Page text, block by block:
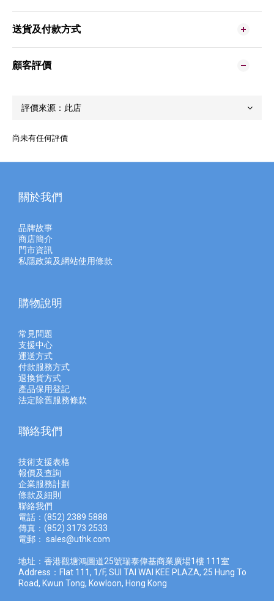
送貨及付款方式
顧客評價
尚未有任何評價
關於我們
品牌故事
商店簡介
門市資訊
私隱政策及網站使用條款
購物說明
常見問題
支援中心
運送方式
付款服務方式
退換貨方式
產品保用登記
法定除舊服務條款
聯絡我們
技術支援表格
報價及查詢
企業服務計劃
條款及細則
聯絡我們
電話：(852) 2389 5888
傳真：(852) 3173 2533
電郵： sales@uthk.com
地址：香港觀塘鴻圖道25號瑞泰偉基商業廣場1樓 111室
Address：Flat 111, 1/F, SUI TAI WAI KEE PLAZA, 25 Hung To
Road, Kwun Tong, Kowloon, Hong Kong